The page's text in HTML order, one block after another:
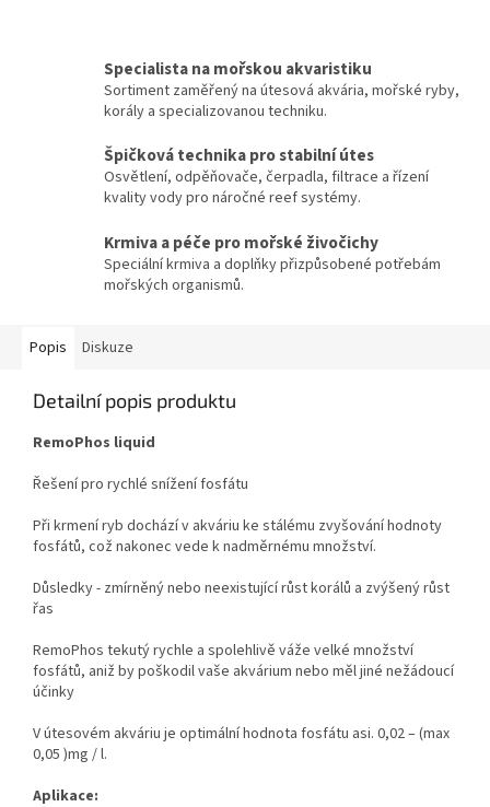
Specialista na mořskou akvaristiku
Sortiment zaměřený na útesová akvária, mořské ryby,
korály a specializovanou techniku.
Špičková technika pro stabilní útes
Osvětlení, odpěňovače, čerpadla, filtrace a řízení
kvality vody pro náročné reef systémy.
Krmiva a péče pro mořské živočichy
Speciální krmiva a doplňky přizpůsobené potřebám
mořských organismů.
Popis Diskuze
Detailní popis produktu
RemoPhos liquid
Řešení pro rychlé snížení fosfátu
Při krmení ryb dochází v akváriu ke stálému zvyšování hodnoty
fosfátů, což nakonec vede k nadměrnému množství.
Důsledky - zmírněný nebo neexistující růst korálů a zvýšený růst
řas
RemoPhos tekutý rychle a spolehlivě váže velké množství
fosfátů, aniž by poškodil vaše akvárium nebo měl jiné nežádoucí
účinky
V útesovém akváriu je optimální hodnota fosfátu asi. 0,02 – (max
0,05 )mg / l.
Aplikace: